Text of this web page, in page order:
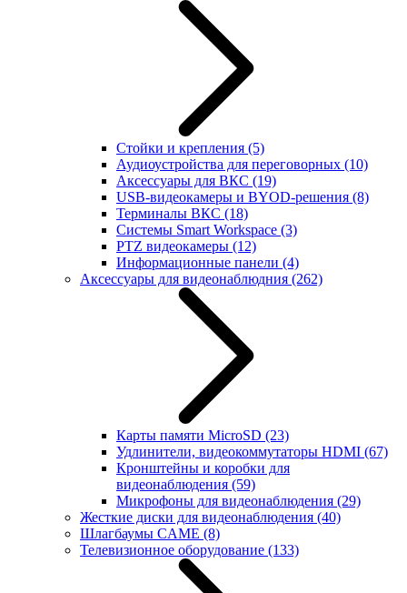
Стойки и крепления (5)
Аудиоустройства для переговорных (10)
Аксессуары для ВКС (19)
USB-видеокамеры и BYOD-решения (8)
Терминалы ВКС (18)
Системы Smart Workspace (3)
PTZ видеокамеры (12)
Информационные панели (4)
Аксессуары для видеонаблюдния (262)
Карты памяти MicroSD (23)
Удлинители, видеокоммутаторы HDMI (67)
Кронштейны и коробки для
видеонаблюдения (59)
Микрофоны для видеонаблюдения (29)
Жесткие диски для видеонаблюдения (40)
Шлагбаумы CAME (8)
Телевизионное оборудование (133)